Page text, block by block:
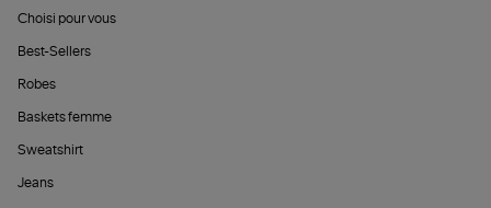
Choisi pour vous
Best-Sellers
Robes
Baskets femme
Sweatshirt
Jeans